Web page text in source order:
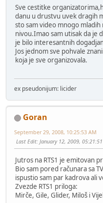
Sve cestitke
danu u drustvu uvek dragih
sto sam video mnogo
nivou.Imao sam utisak da je
je bilo interesantnih
Jos jednom sve pohvale
koja je sve organizovala.
ex pseudonijum: licider
Goran
September 29, 2008, 10:25:53 AM
Last Edit: January 12, 2009, 05:21:51
Jutros na RTS1 je emitovan
Bio sam pored računara sa
ispustio sam par kadrova ali
Zvezde RTS1 priloga:
Mirče, Gile, Glider, Miloš i